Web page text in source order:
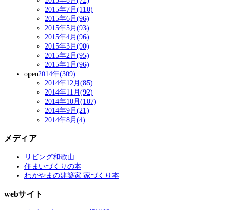
2015年7月(110)
2015年6月(96)
2015年5月(93)
2015年4月(96)
2015年3月(90)
2015年2月(95)
2015年1月(96)
open2014年(309)
2014年12月(85)
2014年11月(92)
2014年10月(107)
2014年9月(21)
2014年8月(4)
メディア
リビング和歌山
住まいづくりの本
わかやまの建築家 家づくり本
webサイト